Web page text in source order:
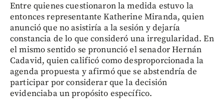
Entre quienes cuestionaron la medida estuvo la
entonces representante Katherine Miranda, quien
anunció que no asistiría a la sesión y dejaría
constancia de lo que consideró una irregularidad. En
el mismo sentido se pronunció el senador Hernán
Cadavid, quien calificó como desproporcionada la
agenda propuesta y afirmó que se abstendría de
participar por considerar que la decisión
evidenciaba un propósito específico.